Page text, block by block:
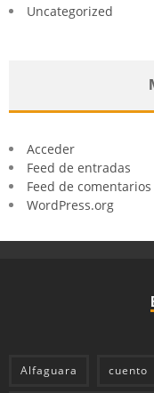
Uncategorized
Acceder
Feed de entradas
Feed de comentarios
WordPress.org
Alfaguara cuento